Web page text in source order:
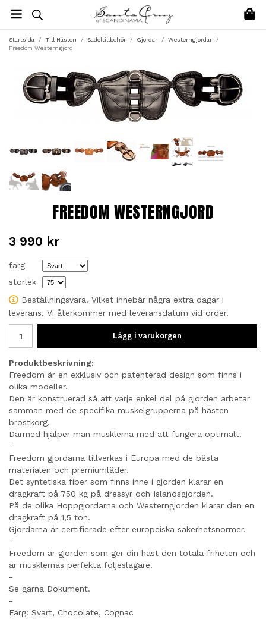
Startsida / Till Hästen / Sadeltillbehör / Gjordar / Westerngjordar
/
Freedom Westerngjord
FREEDOM WESTERNGJORD
3 990 kr
färg
storlek
Beställningsvara. Vilket innebär några extra dagar i
leverans. Vi återkommer med leveransdatum vid order.
Lägg i varukorgen
Produktbeskrivning:
Freedom är en exklusiv och patenterad design som finns i
olika modeller.
Den är konstruerad så att varje enkel del på gjorden arbetar
samman med de specifika muskelgrupperna på hästen
bröstkorg.
Därmed hjälper man musklerna med att fungera optimalt!
-
Freedom gjordarna tillverkas i Europa med de bästa
materialen och premiumläder.
Det syntetiska fiber som finns inne i gjorden klarar en
dragkraft på 750 kg på dressyr och Islandsgjorden.
På de olika Hoppgjordarna och Westerngjorden klarar den en
dragkraft på 1,5 ton.
Gjordarna är certifierade efter europeiska säkerhetsnormer.
-
Freedom är gjorden som ger din häst den totala friheten och
är musklernas perfekta följeslagare!
-
Se gärna Dokument.
-
Färg: Svart, Chocolate, Cognac